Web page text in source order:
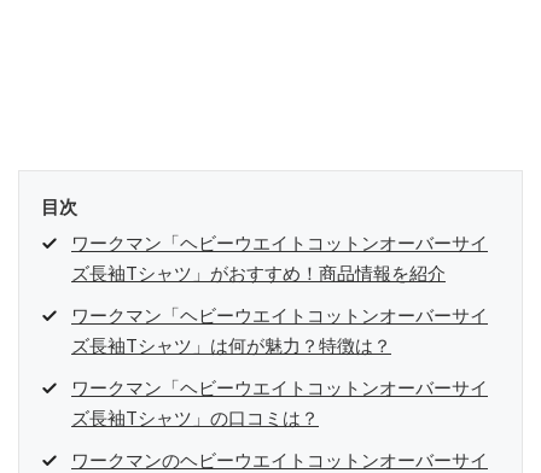
目次
ワークマン「ヘビーウエイトコットンオーバーサイ
ズ長袖Tシャツ」がおすすめ！商品情報を紹介
ワークマン「ヘビーウエイトコットンオーバーサイ
ズ長袖Tシャツ」は何が魅力？特徴は？
ワークマン「ヘビーウエイトコットンオーバーサイ
ズ長袖Tシャツ」の口コミは？
ワークマンのヘビーウエイトコットンオーバーサイ